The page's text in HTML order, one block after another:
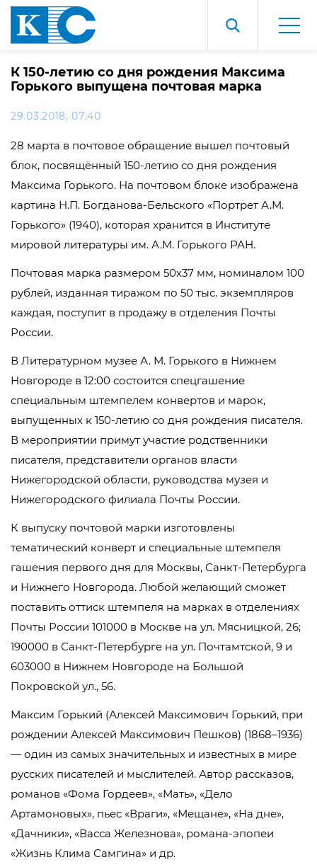
К 150-летию со дня рождения Максима
Горького выпущена почтовая марка
29.03.2018, 07:40
28 марта в почтовое обращение вышел почтовый
блок, посвящённый 150-летию со дня рождения
Максима Горького. На почтовом блоке изображена
картина Н.П. Богданова-Бельского «Портрет А.М.
Горького» (1940), которая хранится в Институте
мировой литературы им. А.М. Горького РАН.
Почтовая марка размером 50х37 мм, номиналом 100
рублей, изданная тиражом по 50 тыс. экземпляров
каждая, поступит в продажу в отделения Почты
России.
В Литературном музее А. М. Горького в Нижнем
Новгороде в 12:00 состоится спецгашение
специальным штемпелем конвертов и марок,
выпущенных к 150-летию со дня рождения писателя.
В мероприятии примут участие родственники
писателя, представители органов власти
Нижегородской области, руководства музея и
Нижегородского филиала Почты России.
К выпуску почтовой марки изготовлены
тематический конверт и специальные штемпеля
гашения первого дня для Москвы, Санкт-Петербурга
и Нижнего Новгорода. Любой желающий сможет
поставить оттиск штемпеля на марках в отделениях
Почты России 101000 в Москве на ул. Мясницкой, 26;
190000 в Санкт-Петербурге на ул. Почтамтской, 9 и
603000 в Нижнем Новгороде на Большой
Покровской ул., 56.
Максим Горький (Алексей Максимович Горький, при
рождении Алексей Максимович Пешков) (1868–1936)
— один из самых значительных и известных в мире
русских писателей и мыслителей. Автор рассказов,
романов «Фома Гордеев», «Мать», «Дело
Артамоновых», пьес «Враги», «Мещане», «На дне»,
«Дачники», «Васса Железнова», романа-эпопеи
«Жизнь Клима Самгина» и др.